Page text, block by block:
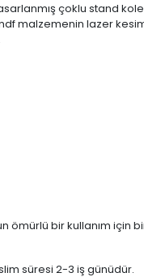
çoklu stand
malzemenin lazer
bir kullanım için
süresi 2-3 iş günüdür.